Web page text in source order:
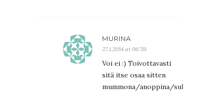
MURINA
27.1.2014 at 06:59
Voi ei :) Toivottavasti
sitä itse osaa sitten
mummona/anoppina/sukulaistätinä